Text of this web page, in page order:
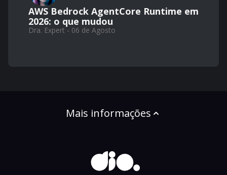
AWS Bedrock AgentCore Runtime em
2026: o que mudou
Dra. Expert - 06 de Agosto
Mais informações